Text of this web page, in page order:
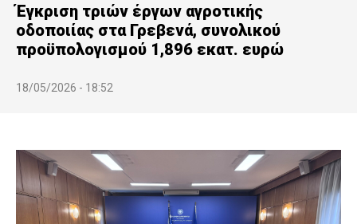
Έγκριση τριών έργων αγροτικής
οδοποιίας στα Γρεβενά, συνολικού
προϋπολογισμού 1,896 εκατ. ευρώ
18/05/2026 - 18:52